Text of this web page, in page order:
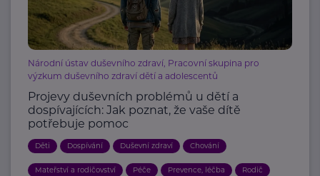
Národní ústav duševního zdraví, Pracovní skupina pro
výzkum duševního zdraví dětí a adolescentů
Projevy duševních problémů u dětí a
dospívajících: Jak poznat, že vaše dítě
potřebuje pomoc
Děti Dospívání Duševní zdraví Chování
Mateřství a rodičovství Péče Prevence, léčba Rodič